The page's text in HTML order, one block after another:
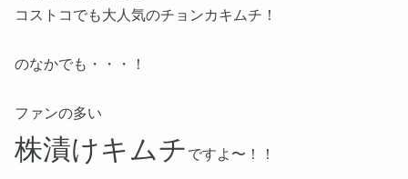
コストコでも大人気のチョンカキムチ！
のなかでも・・・！
ファンの多い
株漬けキムチ ですよ〜！！